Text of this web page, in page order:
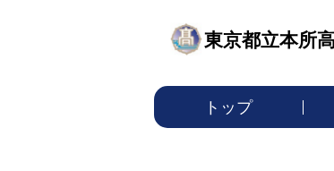
東京都立本所
トップ